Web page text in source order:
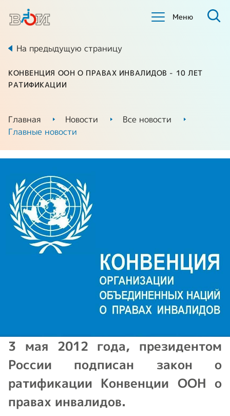
Меню
На предыдущую страницу
КОНВЕНЦИЯ ООН О ПРАВАХ ИНВАЛИДОВ - 10 ЛЕТ
РАТИФИКАЦИИ
Главная Новости
Все новости
Главные новости
3 мая 2012 года, президентом
России подписан закон о
ратификации Конвенции ООН о
правах инвалидов.